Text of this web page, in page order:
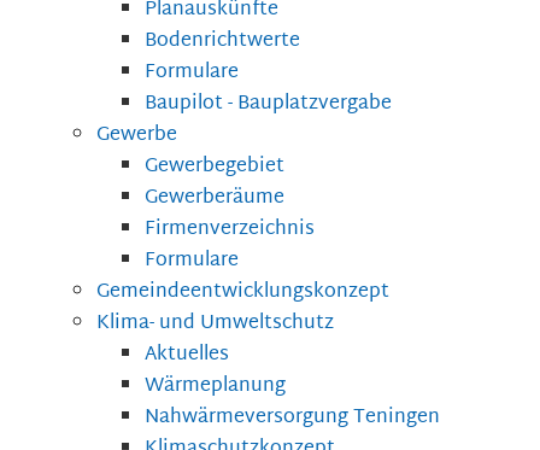
Planauskünfte
Bodenrichtwerte
Formulare
Baupilot - Bauplatzvergabe
Gewerbe
Gewerbegebiet
Gewerberäume
Firmenverzeichnis
Formulare
Gemeindeentwicklungskonzept
Klima- und Umweltschutz
Aktuelles
Wärmeplanung
Nahwärmeversorgung Teningen